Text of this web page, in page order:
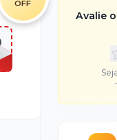
OFF
Avalie